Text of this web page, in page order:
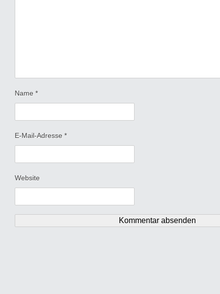
Name *
E-Mail-Adresse *
Website